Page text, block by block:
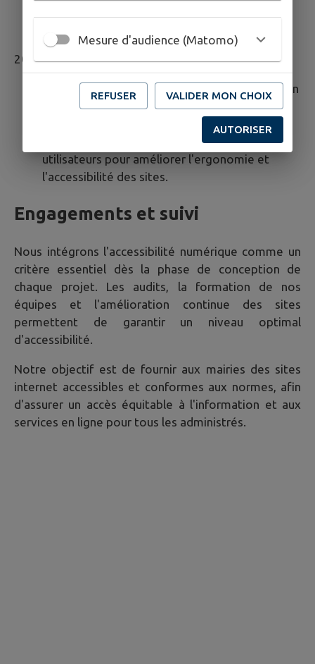
2027
Réalisation d'un nouvel audit d'accessibilité afin
d'évaluer les éventuelles évolutions et de
corriger les points d'amélioration nécessaires.
Intégration des retours d'expérience des
utilisateurs pour améliorer l'ergonomie et
l'accessibilité des sites.
Engagements et suivi
Nous intégrons l'accessibilité numérique comme un
critère essentiel dès la phase de conception de
chaque projet. Les audits, la formation de nos
équipes et l'amélioration continue des sites
permettent de garantir un niveau optimal
d'accessibilité.
Notre objectif est de fournir aux mairies des sites
internet accessibles et conformes aux normes, afin
d'assurer un accès équitable à l'information et aux
services en ligne pour tous les administrés.
Mesure d'audience (Matomo)
REFUSER VALIDER MON CHOIX
AUTORISER